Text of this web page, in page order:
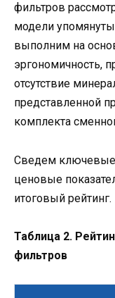
фильтров
модели
выполним на
эргономичность,
отсутствие
представленной
комплекта
Сведем ключевые
ценовые
итоговый рейтинг.
Таблица 2.
фильтров